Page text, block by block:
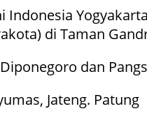
di Taman
dan
Jateng.